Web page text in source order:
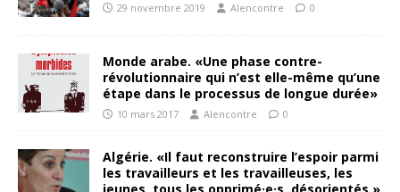
29 novembre 2019 Alencontre 0
Monde arabe. «Une phase contre-
révolutionnaire qui n’est elle-même qu’une
étape dans le processus de longue durée»
10 mars 2017 Alencontre 0
Algérie. «Il faut reconstruire l’espoir parmi
les travailleurs et les travailleuses, les
jeunes, tous les opprimé·e·s, désorientés.»